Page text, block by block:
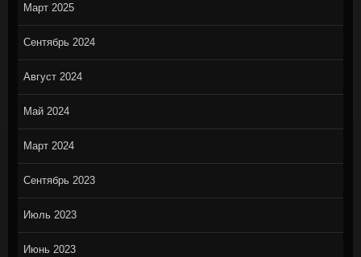
Март 2025
Сентябрь 2024
Август 2024
Май 2024
Март 2024
Сентябрь 2023
Июль 2023
Июнь 2023